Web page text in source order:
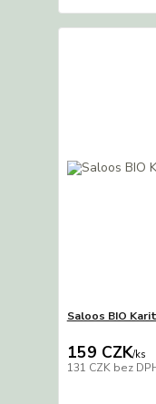
Saloos BIO
159 CZK/ks
131 CZK bez